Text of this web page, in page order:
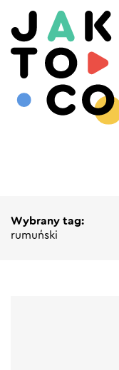
Wybrany tag:
rumuński